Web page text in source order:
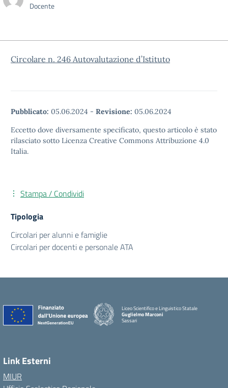
Docente
Circolare n. 246 Autovalutazione d’Istituto
Pubblicato: 05.06.2024 - Revisione: 05.06.2024
Eccetto dove diversamente specificato, questo articolo è stato
rilasciato sotto Licenza Creative Commons Attribuzione 4.0
Italia.
Stampa / Condividi
Tipologia
Circolari per alunni e famiglie
Circolari per docenti e personale ATA
Liceo Scientifico e Linguistico Statale
Guglielmo Marconi
Sassari
Link Esterni
MIUR